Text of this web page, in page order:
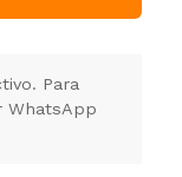
Para
WhatsApp